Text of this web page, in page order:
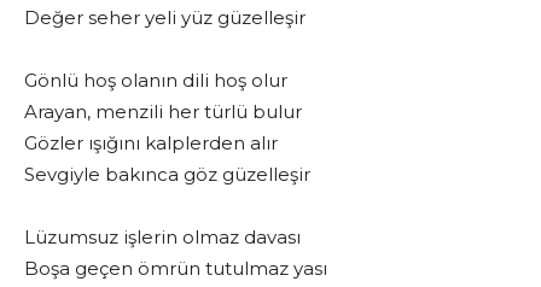
Değer seher yeli yüz güzelleşir
Gönlü hoş olanın dili hoş olur
Arayan, menzili her türlü bulur
Gözler ışığını kalplerden alır
Sevgiyle bakınca göz güzelleşir
Lüzumsuz işlerin olmaz davası
Boşa geçen ömrün tutulmaz yası